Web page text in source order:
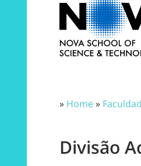
» Home»
Divisão